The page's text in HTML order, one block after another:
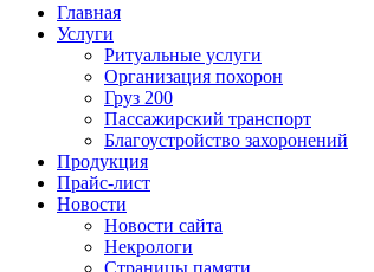
Главная
Услуги
Ритуальные услуги
Организация похорон
Груз 200
Пассажирский транспорт
Благоустройство захоронений
Продукция
Прайс-лист
Новости
Новости сайта
Некрологи
Страницы памяти